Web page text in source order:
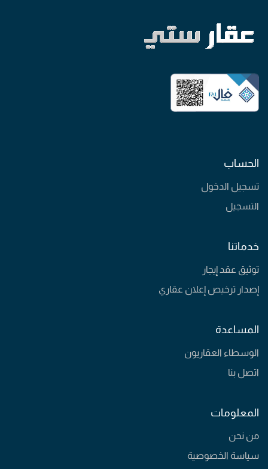
الحساب
تسجيل الدخول
التسجيل
خدماتنا
توثيق عقد إيجار
إصدار ترخيص إعلان عقاري
المساعدة
الوسطاء العقاريون
اتصل بنا
المعلومات
من نحن
سياسة الخصوصية